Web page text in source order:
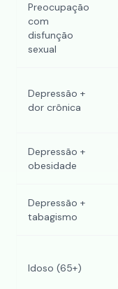
Preocupação
com
disfunção
sexual
Depressão +
dor crônica
Depressão +
obesidade
Depressão +
tabagismo
Idoso (65+)